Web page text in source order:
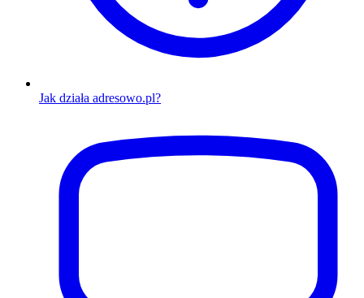
Jak działa adresowo.pl?